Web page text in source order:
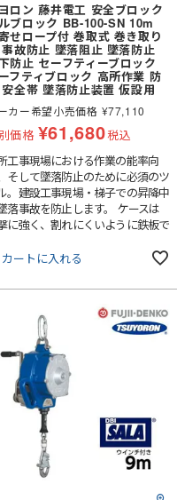
ロン 藤井電工 安全ブロック
ブロック BB-100-SN 10m
せロープ付 巻取式 巻き取り
故防止 墜落阻止 墜落防止
防止 セーフティーブロック
フティブロック 高所作業 防
全帯 墜落防止装置 仮設用
カー希望小売価格 ¥77,110
価格 ¥61,680税込
工事現場における作業の能率向
そして墜落防止のために必須のツ
。建設工事現場・梯子での昇降中
落事故を防止します。 ケースは
に強く、割れにくいように鉄板で
しています。
カートに入れる